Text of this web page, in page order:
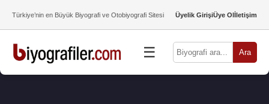
Türkiye’nin en Büyük Biyografi ve Otobiyografi Sitesi Üyelik GirişiÜye Olİletişim
☰ Ara